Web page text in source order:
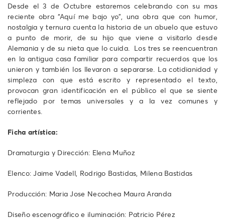
Desde el 3 de Octubre estaremos celebrando con su mas
reciente obra “Aquí me bajo yo”, una obra que con humor,
nostalgia y ternura cuenta la historia de un abuelo que estuvo
a punto de morir, de su hijo que viene a visitarlo desde
Alemania y de su nieta que lo cuida. Los tres se reencuentran
en la antigua casa familiar para compartir recuerdos que los
unieron y también los llevaron a separarse. La cotidianidad y
simpleza con que está escrito y representado el texto,
provocan gran identificación en el público el que se siente
reflejado por temas universales y a la vez comunes y
corrientes.
Ficha artística:
Dramaturgia y Dirección: Elena Muñoz
Elenco: Jaime Vadell, Rodrigo Bastidas, Milena Bastidas
Producción: Maria Jose Necochea Maura Aranda
Diseño escenográfico e iluminación: Patricio Pérez